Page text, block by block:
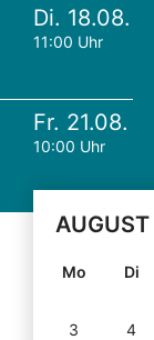
Di. 18.08.
11:00 Uhr
Fr. 21.08.
10:00 Uhr
AUGUST
Mo Di
3
4